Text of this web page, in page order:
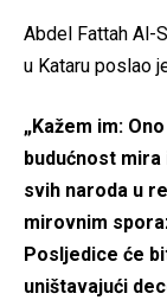
Abdel Fattah Al-
u Kataru poslao
„Kažem im:
budućnost
svih naroda u
mirovnim
Posljedice će
uništavajući